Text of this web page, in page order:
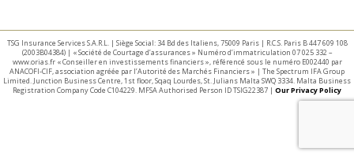
TSG Insurance Services S.A.R.L. | Siège Social: 34 Bd des Italiens, 75009 Paris | R.C.S. Paris B 447 609 108
(2003B04384) | « Société de Courtage d’assurances » Numéro d’immatriculation 07 025 332 –
www.orias.fr « Conseiller en investissements financiers », référencé sous le numéro E002440 par
ANACOFI-CIF, association agréée par l’Autorité des Marchés Financiers » | The Spectrum IFA Group
Limited. Junction Business Centre, 1st floor, Sqaq Lourdes, St. Julians Malta SWQ 3334. Malta Business
Registration Company Code C104229. MFSA Authorised Person ID TSIG22387 | Our Privacy Policy